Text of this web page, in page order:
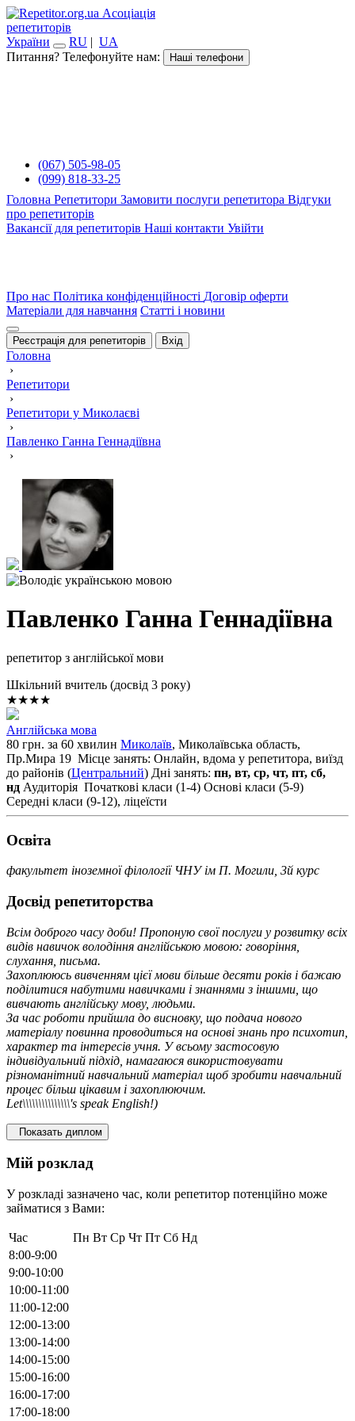
Асоціація
репетиторів
України
RU | UA
Питання? Телефонуйте нам:
Наші телефони
(067) 505-98-05
(099) 818-33-25
Головна Репетитори Замовити послуги репетитора Відгуки
про репетиторів
Вакансії для репетиторів Наші контакти Увійти
Про нас Політика конфіденційності Договір оферти
Матеріали для навчання Статті і новини
Реєстрація для репетиторів Вхід
Головна
›
Репетитори
›
Репетитори у Миколаєві
›
Павленко Ганна Геннадіївна
›
Павленко Ганна Геннадіївна
репетитор з англійської мови
Шкільний вчитель (досвід 3 року)
★★★★
Англійська мова
80 грн. за 60 хвилин Миколаїв, Миколаївська область,
Пр.Мира 19 Місце занять: Онлайн, вдома у репетитора, виїзд
до районів (Центральний) Дні занять: пн, вт, ср, чт, пт, сб,
нд Аудиторія Початкові класи (1-4) Основі класи (5-9)
Середні класи (9-12), ліцеїсти
Освiта
факультет іноземної філології ЧНУ ім П. Могили, 3й курс
Досвід репетиторства
Всім доброго часу доби! Пропоную свої послуги у розвитку всіх
видів навичок володіння англійською мовою: говоріння,
слухання, письма.
Захоплююсь вивченням цієї мови більше десяти років і бажаю
поділитися набутими навичками і знаннями з іншими, що
вивчають англійську мову, людьми.
За час роботи прийшла до висновку, що подача нового
матеріалу повинна проводиться на основі знань про психотип,
характер та інтересів учня. У всьому застосовую
індивідуальний підхід, намагаюся використовувати
різноманітний навчальний матеріал щоб зробити навчальний
процес більш цікавим і захоплюючим.
Let\\\\\\\\\\\\\\\'s speak English!)
Показать диплом
Мій розклад
У розкладі зазначено час, коли репетитор потенційно може
займатися з Вами:
Час Пн Вт Ср Чт Пт Сб Нд
8:00-9:00
9:00-10:00
10:00-11:00
11:00-12:00
12:00-13:00
13:00-14:00
14:00-15:00
15:00-16:00
16:00-17:00
17:00-18:00